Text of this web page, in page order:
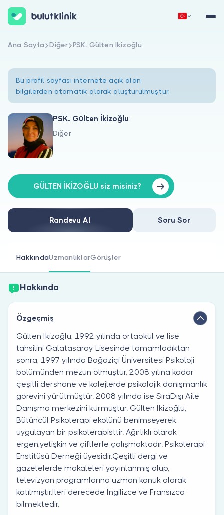
Hakkımızda
Doktorlar için
Doktor musunuz?
Hemen Kaydol
Ana Sayfa Diğer PSK. Gülten İkizoğlu
Bu profil sayfası internete açık olan
bilgilerden otomatik olarak oluşturulmuştur.
PSK. Gülten İkizoğlu
Diğer
GÜLTEN İKİZOĞLU siz misiniz?
Randevu Al Soru Sor
HakkındaUzmanlıklarGörüşler
Hakkında
Özgeçmiş
Gülten İkizoğlu, 1992 yılında ortaokul ve lise
tahsilini Galatasaray Lisesinde tamamladıktan
sonra, 1997 yılında Boğaziçi Üniversitesi Psikoloji
bölümünden mezun olmuştur. 2008 yılına kadar
çeşitli dershane ve kolejlerde psikolojik danışmanlık
görevini yürütmüştür. 2008 yılında ise SıraDışı Aile
Danışma merkezini kurmuştur. Gülten İkizoğlu,
Bütüncül Psikoterapi ekolünü benimseyerek
uygulayan bir psikoterapisttir. Ağırlıklı olarak
ergen,yetişkin ve çiftlerle çalışmaktadır. Psikoterapi
Enstitüsü Derneği üyesidir.Çeşitli dergi ve
gazetelerde makaleleri yayınlanmış olup,
televizyon programlarına uzman konuk olarak
katılmıştır.İleri derecede İngilizce ve Fransızca
bilmektedir.